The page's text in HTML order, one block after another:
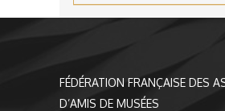
FÉDÉRATION FRANÇAISE DES
D’AMIS DE MUSÉES